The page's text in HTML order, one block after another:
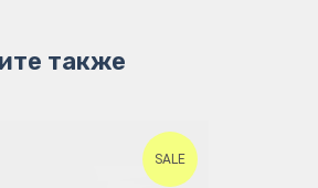
также
SALE